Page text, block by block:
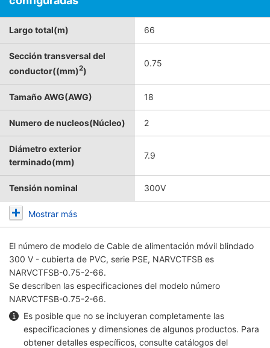
Largo total(m) 66
Sección transversal del
conductor((mm)2)
0.75
Tamaño AWG(AWG) 18
Numero de nucleos(Núcleo) 2
Diámetro exterior
terminado(mm)
7.9
Tensión nominal 300V
Mostrar más
El número de modelo de Cable de alimentación móvil blindado
300 V - cubierta de PVC, serie PSE, NARVCTFSB es
NARVCTFSB-0.75-2-66.
Se describen las especificaciones del modelo número
NARVCTFSB-0.75-2-66.
Es posible que no se incluyeran completamente las
especificaciones y dimensiones de algunos productos. Para
obtener detalles específicos, consulte catálogos del